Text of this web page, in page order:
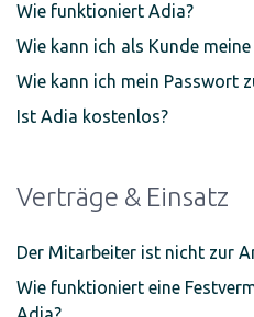
Wie funktioniert Adia?
Wie kann ich als Kunde
Wie kann ich mein Passwort
Ist Adia kostenlos?
Verträge & Einsatz
Der Mitarbeiter ist nicht zur
Wie funktioniert eine